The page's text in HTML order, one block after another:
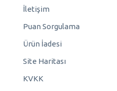
İletişim
Puan Sorgulama
Ürün İadesi
Site Haritası
KVKK